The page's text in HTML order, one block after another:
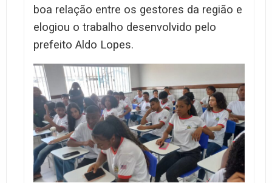
boa relação entre os gestores da região e
elogiou o trabalho desenvolvido pelo
prefeito Aldo Lopes.